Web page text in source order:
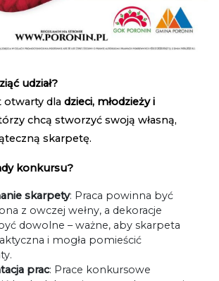
udział?
otwarty dla dzieci, młodzieży i
chcą stworzyć swoją własną,
skarpetę.
konkursu?
skarpety: Praca powinna być
z owczej wełny, a dekoracje
dowolne – ważne, aby skarpeta
i mogła pomieścić
prac: Prace konkursowe